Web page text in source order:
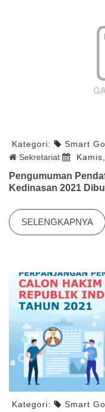
Kategori:
Smart
Sekretariat
Pengumuman
Kedinasan 2021
SELENGKAPNYA
Kategori: Smart